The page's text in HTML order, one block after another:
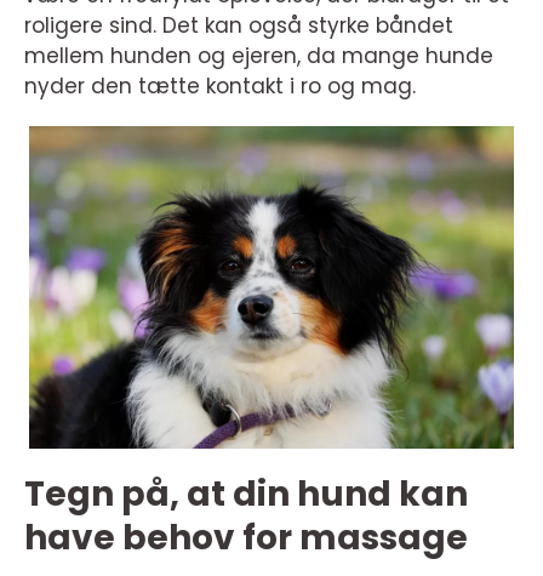
roligere sind. Det kan også styrke båndet
mellem hunden og ejeren, da mange hunde
nyder den tætte kontakt i ro og mag.
Tegn på, at din hund kan
have behov for massage